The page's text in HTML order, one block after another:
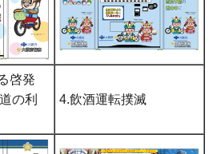
啓発
の利
4.飲酒運転撲滅